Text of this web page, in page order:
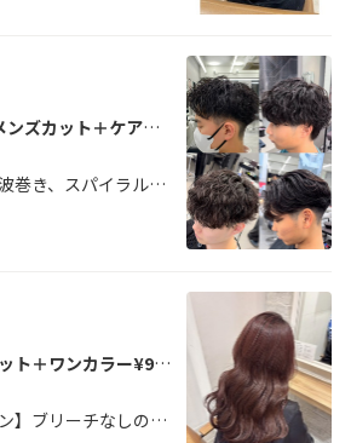
【ReFaVEENAケア】メンズカット＋ケアパーマ＋眉カット
【新規限定クーポン】波巻き、スパイラル巻き、ツイスパ、シャドーパーマなど人気のパーマスタイルを簡単に再現出来ます！ReFaVEENAケアで頭皮も髪もケア出来ます！シャドウパーマ#ルーズパーマ#フェザーパーマ
【新規・平日限定】カット＋ワンカラー¥9,900
【新規平日限定クーポン】ブリーチなしのワンカラーのクーポンです。ワンカラーで自然な透明感＋似合わせカットで今っぽい垢抜けスタイルに仕上げます!